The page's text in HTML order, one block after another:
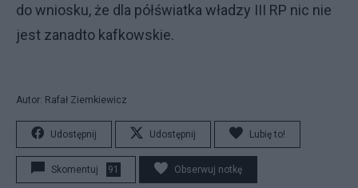
do wniosku, że dla półświatka władzy III RP nic nie
jest zanadto kafkowskie.
Autor: Rafał Ziemkiewicz
Udostępnij Udostępnij Lubię to!
Skomentuj 91 Obserwuj notkę